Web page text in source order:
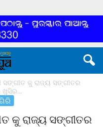
କୁ ରାଜ୍ୟ ସଙ୍ଗୀତର
ଖୁସିର...
କୁ ରାଜ୍ୟ ସଙ୍ଗୀତର